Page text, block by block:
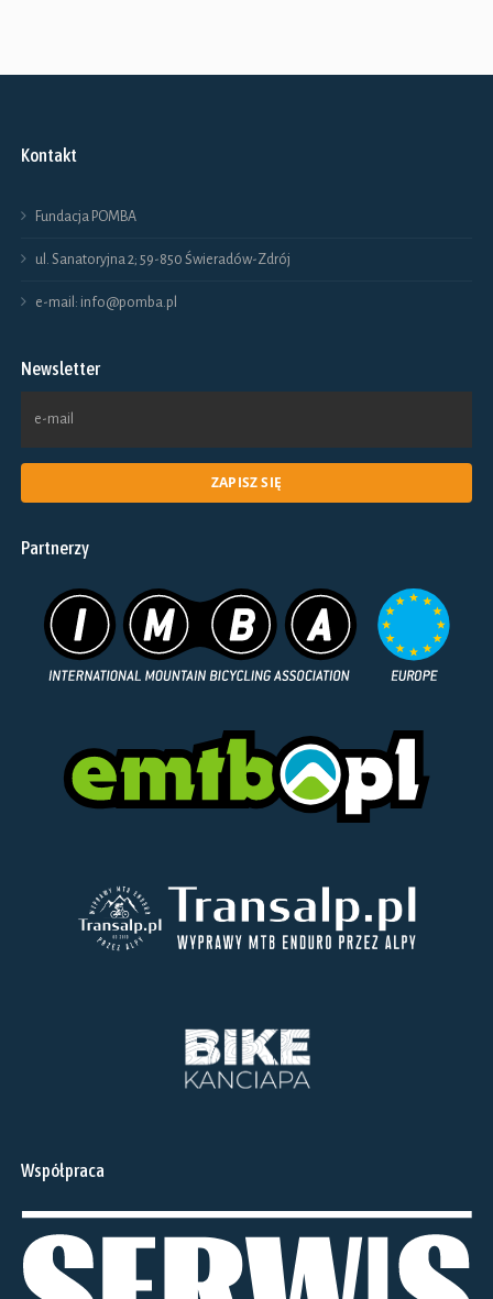
Kontakt
Fundacja POMBA
ul. Sanatoryjna 2; 59-850 Świeradów-Zdrój
e-mail: info@pomba.pl
Newsletter
Partnerzy
Współpraca